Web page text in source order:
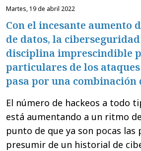
martes, 19 de abril 2022
Con el incesante aumento
de datos, la
disciplina imprescindible
particulares de los
pasa por una combinación
El número de hackeos a todo
está aumentando a un ritmo
punto de que ya son pocas
presumir de un historial de